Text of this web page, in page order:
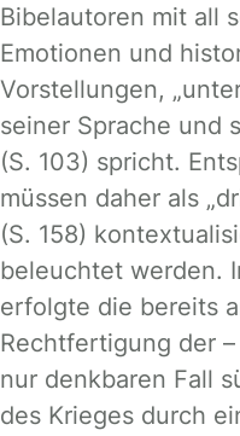
Bibelautoren mit all
Emotionen und
Vorstellungen,
seiner Sprache und
(S. 103) spricht.
müssen daher als
(S. 158)
beleuchtet werden.
erfolgte die bereits
Rechtfertigung der
nur denkbaren Fall
des Krieges durch